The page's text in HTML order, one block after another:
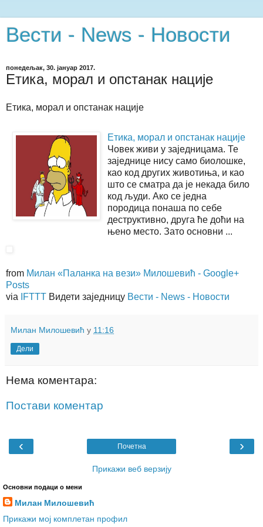
Вести - News - Новости
понедељак, 30. јануар 2017.
Етика, морал и опстанак нације
Етика, морал и опстанак нације
Етика, морал и опстанак нације
Човек живи у заједницама. Те
заједнице нису само биолошке,
као код других животиња, и као
што се сматра да је некада било
код људи. Ако се једна
породица понаша по себе
деструктивно, друга ће доћи на
њено место. Зато основни ...
from Милан «Паланка на вези» Милошевић - Google+
Posts
via
IFTTT Видети заједницу Вести - News - Новости
Милан Милошевић у 11:16
Дели
Нема коментара:
Постави коментар
‹ ›
Почетна
Прикажи веб верзију
Основни подаци о мени
Милан Милошевић
Прикажи мој комплетан профил